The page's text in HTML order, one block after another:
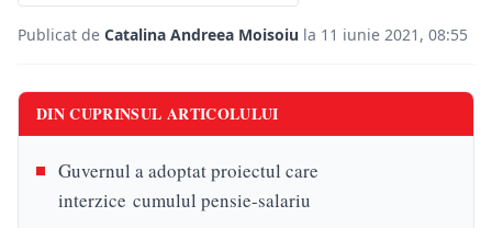
Publicat de Catalina Andreea Moisoiu la 11 iunie 2021, 08:55
DIN CUPRINSUL ARTICOLULUI
Guvernul a adoptat proiectul care
interzice cumulul pensie-salariu